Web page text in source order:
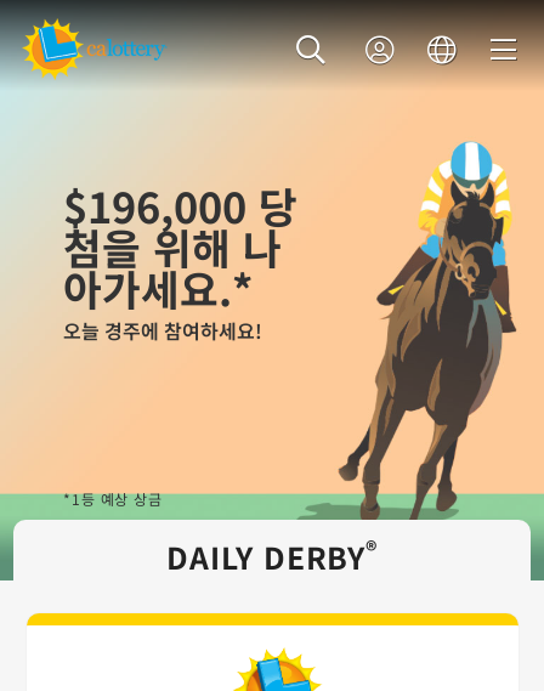
$196,000 당
첨을 위해 나
아가세요.*
오늘 경주에 참여하세요!
*1등 예상 상금
DAILY DERBY®
Daily Derby 게